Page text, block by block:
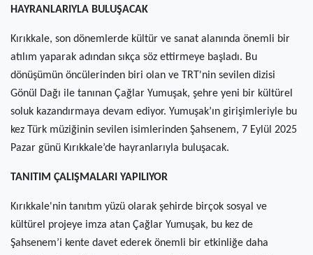
HAYRANLARIYLA BULUŞACAK
Kırıkkale, son dönemlerde kültür ve sanat alanında önemli bir
atılım yaparak adından sıkça söz ettirmeye başladı. Bu
dönüşümün öncülerinden biri olan ve TRT'nin sevilen dizisi
Gönül Dağı ile tanınan Çağlar Yumuşak, şehre yeni bir kültürel
soluk kazandırmaya devam ediyor. Yumuşak’ın girişimleriyle bu
kez Türk müziğinin sevilen isimlerinden Şahsenem, 7 Eylül 2025
Pazar günü Kırıkkale’de hayranlarıyla buluşacak.
TANITIM ÇALIŞMALARI YAPILIYOR
Kırıkkale'nin tanıtım yüzü olarak şehirde birçok sosyal ve
kültürel projeye imza atan Çağlar Yumuşak, bu kez de
Şahsenem’i kente davet ederek önemli bir etkinliğe daha